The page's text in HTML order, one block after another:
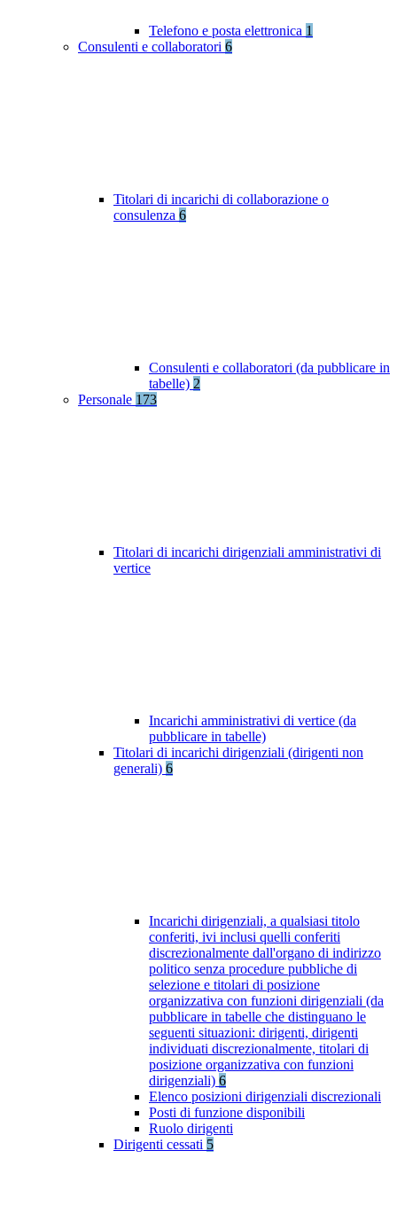
Telefono e posta elettronica 1
Consulenti e collaboratori 6
Titolari di incarichi di collaborazione o
consulenza 6
Consulenti e collaboratori (da pubblicare in
tabelle) 2
Personale 173
Titolari di incarichi dirigenziali amministrativi di
vertice
Incarichi amministrativi di vertice (da
pubblicare in tabelle)
Titolari di incarichi dirigenziali (dirigenti non
generali) 6
Incarichi dirigenziali, a qualsiasi titolo
conferiti, ivi inclusi quelli conferiti
discrezionalmente dall'organo di indirizzo
politico senza procedure pubbliche di
selezione e titolari di posizione
organizzativa con funzioni dirigenziali (da
pubblicare in tabelle che distinguano le
seguenti situazioni: dirigenti, dirigenti
individuati discrezionalmente, titolari di
posizione organizzativa con funzioni
dirigenziali) 6
Elenco posizioni dirigenziali discrezionali
Posti di funzione disponibili
Ruolo dirigenti
Dirigenti cessati 5